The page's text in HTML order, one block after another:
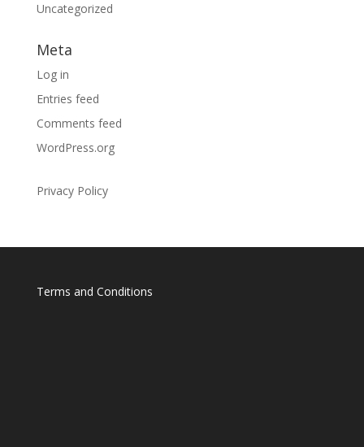
Uncategorized
Meta
Log in
Entries feed
Comments feed
WordPress.org
Privacy Policy
Terms and Conditions